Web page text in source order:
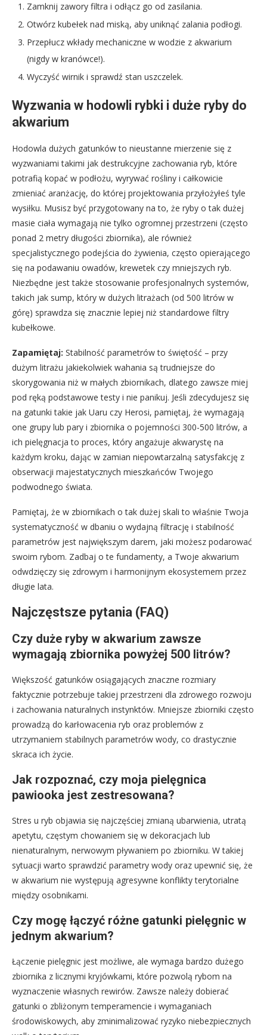
Zamknij zawory filtra i odłącz go od zasilania.
Otwórz kubełek nad miską, aby uniknąć zalania podłogi.
Przepłucz wkłady mechaniczne w wodzie z akwarium
(nigdy w kranówce!).
Wyczyść wirnik i sprawdź stan uszczelek.
Wyzwania w hodowli rybki i duże ryby do
akwarium
Hodowla dużych gatunków to nieustanne mierzenie się z
wyzwaniami takimi jak destrukcyjne zachowania ryb, które
potrafią kopać w podłożu, wyrywać rośliny i całkowicie
zmieniać aranżację, do której projektowania przyłożyłeś tyle
wysiłku. Musisz być przygotowany na to, że ryby o tak dużej
masie ciała wymagają nie tylko ogromnej przestrzeni (często
ponad 2 metry długości zbiornika), ale również
specjalistycznego podejścia do żywienia, często opierającego
się na podawaniu owadów, krewetek czy mniejszych ryb.
Niezbędne jest także stosowanie profesjonalnych systemów,
takich jak sump, który w dużych litrażach (od 500 litrów w
górę) sprawdza się znacznie lepiej niż standardowe filtry
kubełkowe.
Zapamiętaj: Stabilność parametrów to świętość – przy
dużym litrażu jakiekolwiek wahania są trudniejsze do
skorygowania niż w małych zbiornikach, dlatego zawsze miej
pod ręką podstawowe testy i nie panikuj. Jeśli zdecydujesz się
na gatunki takie jak Uaru czy Herosi, pamiętaj, że wymagają
one grupy lub pary i zbiornika o pojemności 300-500 litrów, a
ich pielęgnacja to proces, który angażuje akwarystę na
każdym kroku, dając w zamian niepowtarzalną satysfakcję z
obserwacji majestatycznych mieszkańców Twojego
podwodnego świata.
Pamiętaj, że w zbiornikach o tak dużej skali to właśnie Twoja
systematyczność w dbaniu o wydajną filtrację i stabilność
parametrów jest największym darem, jaki możesz podarować
swoim rybom. Zadbaj o te fundamenty, a Twoje akwarium
odwdzięczy się zdrowym i harmonijnym ekosystemem przez
długie lata.
Najczęstsze pytania (FAQ)
Czy duże ryby w akwarium zawsze
wymagają zbiornika powyżej 500 litrów?
Większość gatunków osiągających znaczne rozmiary
faktycznie potrzebuje takiej przestrzeni dla zdrowego rozwoju
i zachowania naturalnych instynktów. Mniejsze zbiorniki często
prowadzą do karłowacenia ryb oraz problemów z
utrzymaniem stabilnych parametrów wody, co drastycznie
skraca ich życie.
Jak rozpoznać, czy moja pielęgnica
pawiooka jest zestresowana?
Stres u ryb objawia się najczęściej zmianą ubarwienia, utratą
apetytu, częstym chowaniem się w dekoracjach lub
nienaturalnym, nerwowym pływaniem po zbiorniku. W takiej
sytuacji warto sprawdzić parametry wody oraz upewnić się, że
w akwarium nie występują agresywne konflikty terytorialne
między osobnikami.
Czy mogę łączyć różne gatunki pielęgnic w
jednym akwarium?
Łączenie pielęgnic jest możliwe, ale wymaga bardzo dużego
zbiornika z licznymi kryjówkami, które pozwolą rybom na
wyznaczenie własnych rewirów. Zawsze należy dobierać
gatunki o zbliżonym temperamencie i wymaganiach
środowiskowych, aby zminimalizować ryzyko niebezpiecznych